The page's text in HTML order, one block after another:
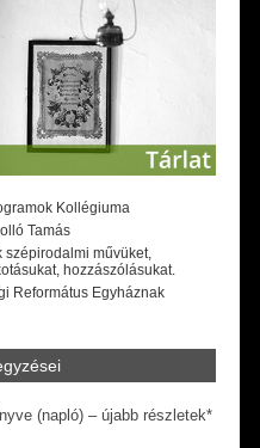
Kollégiuma
Tamás
szépirodalmi művüket,
hozzászólásukat.
Református Egyháznak
(napló) – újabb részletek*